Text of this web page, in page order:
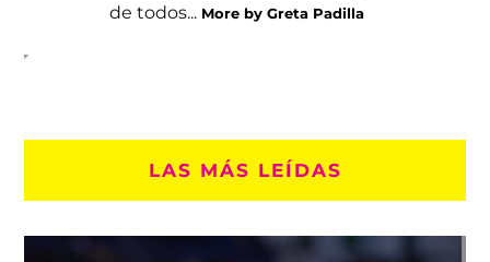
de todos... More by Greta Padilla
LAS MÁS LEÍDAS